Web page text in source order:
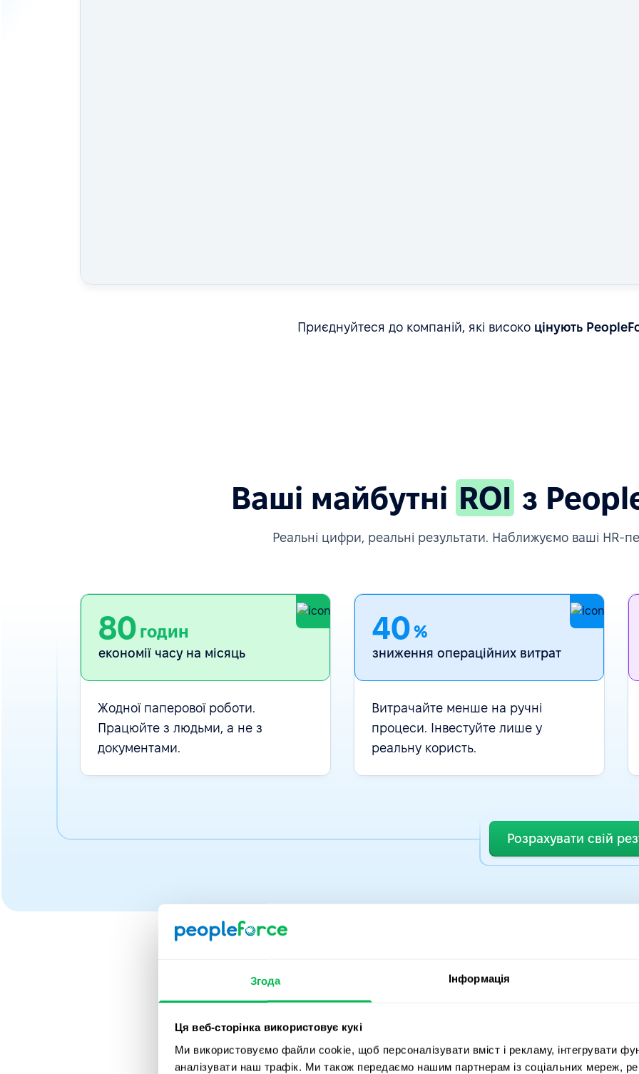
Згода Інформація
Ця веб-сторінка використовує кукі
Ми використовуємо файли cookie, щоб персоналізувати вміст і рекламу, інтегрувати
аналізувати наш трафік. Ми також передаємо нашим партнерам із соціальних мереж,
Приєднуйтеся до компаній, які високо цінують
Ваші майбутні ROI з
Реальні цифри, реальні результати. Наближуємо ваші HR-
80 годин
економії часу на місяць
Жодної паперової роботи.
Працюйте з людьми, а не з
документами.
40%
зниження операційних витрат
Витрачайте менше на ручні
процеси. Інвестуйте лише у
реальну користь.
Розрахувати свій
Нам довіряють
по всьому світу